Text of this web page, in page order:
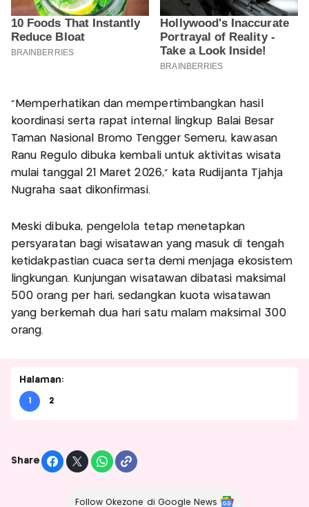
"Memperhatikan dan mempertimbangkan hasil
koordinasi serta rapat internal lingkup Balai Besar
Taman Nasional Bromo Tengger Semeru, kawasan
Ranu Regulo dibuka kembali untuk aktivitas wisata
mulai tanggal 21 Maret 2026," kata Rudijanta Tjahja
Nugraha saat dikonfirmasi.
Meski dibuka, pengelola tetap menetapkan
persyaratan bagi wisatawan yang masuk di tengah
ketidakpastian cuaca serta demi menjaga ekosistem
lingkungan. Kunjungan wisatawan dibatasi maksimal
500 orang per hari, sedangkan kuota wisatawan
yang berkemah dua hari satu malam maksimal 300
orang.
Halaman:
1 2
Share
Follow Okezone di Google News